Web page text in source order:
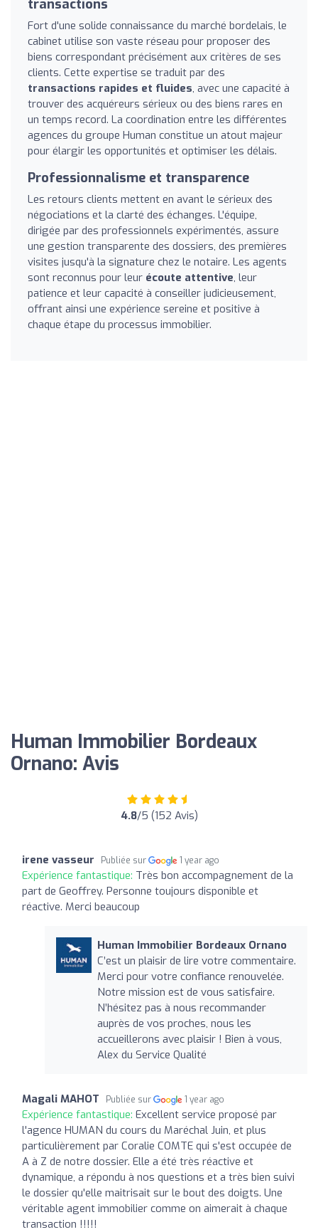
transactions
Fort d'une solide connaissance du marché bordelais, le
cabinet utilise son vaste réseau pour proposer des
biens correspondant précisément aux critères de ses
clients. Cette expertise se traduit par des
transactions rapides et fluides, avec une capacité à
trouver des acquéreurs sérieux ou des biens rares en
un temps record. La coordination entre les différentes
agences du groupe Human constitue un atout majeur
pour élargir les opportunités et optimiser les délais.
Professionnalisme et transparence
Les retours clients mettent en avant le sérieux des
négociations et la clarté des échanges. L'équipe,
dirigée par des professionnels expérimentés, assure
une gestion transparente des dossiers, des premières
visites jusqu'à la signature chez le notaire. Les agents
sont reconnus pour leur écoute attentive, leur
patience et leur capacité à conseiller judicieusement,
offrant ainsi une expérience sereine et positive à
chaque étape du processus immobilier.
Human Immobilier Bordeaux
Ornano: Avis
4.8/5 (152 Avis)
irene vasseur Publiée sur 1 year ago
Expérience fantastique: Très bon accompagnement de la
part de Geoffrey. Personne toujours disponible et
réactive. Merci beaucoup
Human Immobilier Bordeaux Ornano
C’est un plaisir de lire votre commentaire.
Merci pour votre confiance renouvelée.
Notre mission est de vous satisfaire.
N’hésitez pas à nous recommander
auprès de vos proches, nous les
accueillerons avec plaisir ! Bien à vous,
Alex du Service Qualité
Magali MAHOT Publiée sur 1 year ago
Expérience fantastique: Excellent service proposé par
l'agence HUMAN du cours du Maréchal Juin, et plus
particulièrement par Coralie COMTE qui s'est occupée de
A à Z de notre dossier. Elle a été très réactive et
dynamique, a répondu à nos questions et a très bien suivi
le dossier qu'elle maitrisait sur le bout des doigts. Une
véritable agent immobilier comme on aimerait à chaque
transaction !!!!!